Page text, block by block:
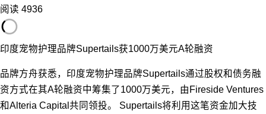
阅读 4936
印度宠物护理品牌Supertails获1000万美元A轮融资
品牌方舟获悉，印度宠物护理品牌Supertails通过股权和债务融
资方式在其A轮融资中筹集了1000万美元，由Fireside Ventures
和Alteria Capital共同领投。 Supertails将利用这笔资金加大技